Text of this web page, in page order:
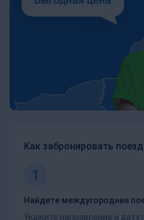
Как забронировать
1
Найдите междугородние
Укажите направление и дату